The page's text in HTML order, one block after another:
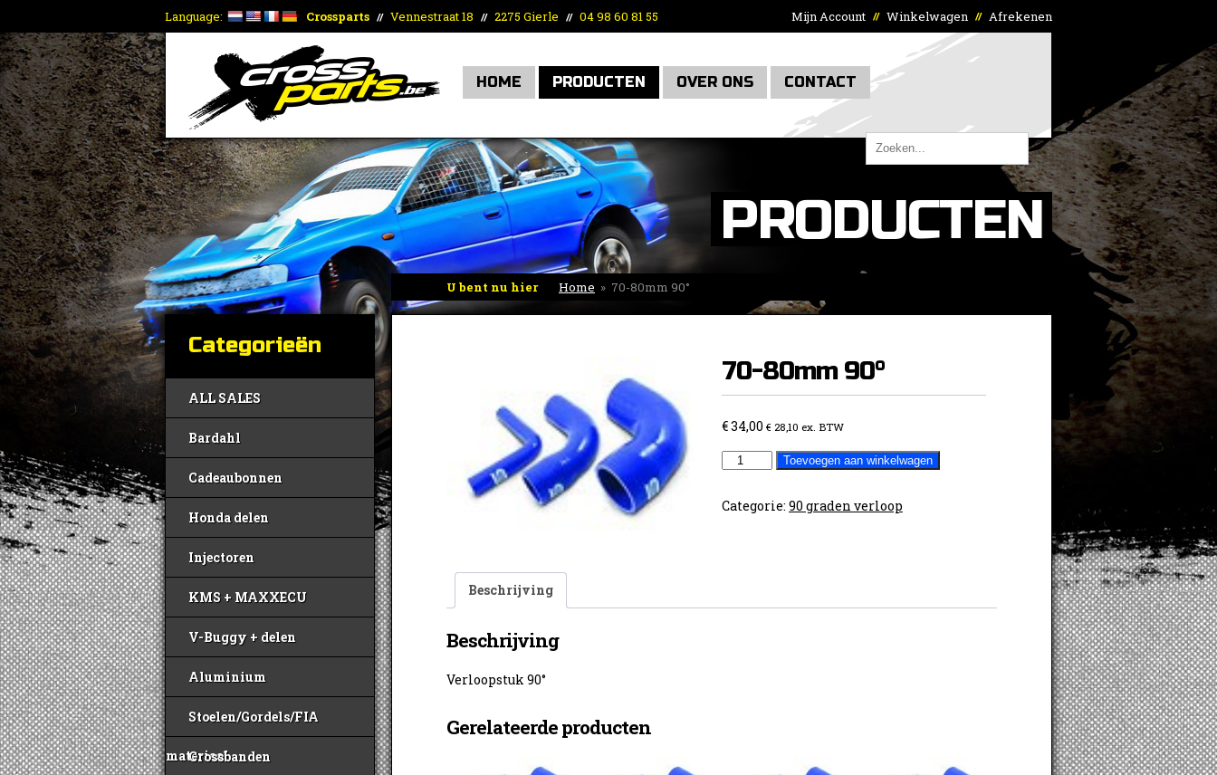
Language: Crossparts // Vennestraat 18 // 2275 Gierle // 04 98 60 81 55 Mijn Account // Winkelwagen // Afrekenen
HOME PRODUCTEN OVER ONS CONTACT
PRODUCTEN
U bent nu hier Home » 70-80mm 90°
Categorieën
ALL SALES
Bardahl
Cadeaubonnen
Honda delen
Injectoren
KMS + MAXXECU
V-Buggy + delen
Aluminium
Stoelen/Gordels/FIA
materiaal
Crossbanden
70-80mm 90°
€34,00 € 28,10 ex. BTW
70-
90°
Toevoegen aan winkelwagen
Categorie: 90 graden verloop
Beschrijving
Beschrijving
Verloopstuk 90°
Gerelateerde producten